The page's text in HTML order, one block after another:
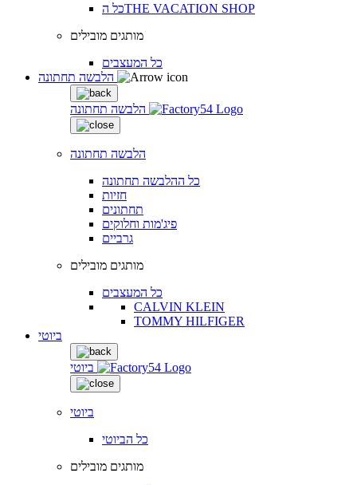
כל הTHE VACATION SHOP
מותגים מובילים
כל המעצבים
הלבשה תחתונה
הלבשה תחתונה
כל ההלבשה תחתונה
חזיות
תחתונים
פיג'מות וחלוקים
גרביים
מותגים מובילים
כל המעצבים
CALVIN KLEIN
TOMMY HILFIGER
ביוטי
ביוטי
ביוטי
כל הביוטי
מותגים מובילים